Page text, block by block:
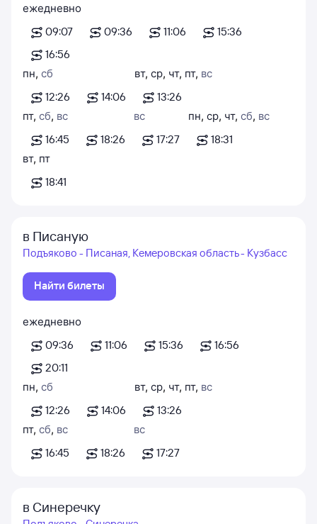
ежедневно
09:07
09:36 11:06
15:36
16:56
пн, сб
12:26
14:06
вт, ср, чт, пт, вс
13:26
пт, сб, вс
16:45
18:26
вс
17:27
пн, ср, чт, сб, вс
18:31
вт, пт
18:41
в Писаную
Подъяково - Писаная, Кемеровская область - Кузбасс
Найти билеты
ежедневно
09:36
11:06 15:36
16:56
20:11
пн, сб
12:26
14:06
вт, ср, чт, пт, вс
13:26
пт, сб, вс
16:45
18:26
вс
17:27
в Синеречку